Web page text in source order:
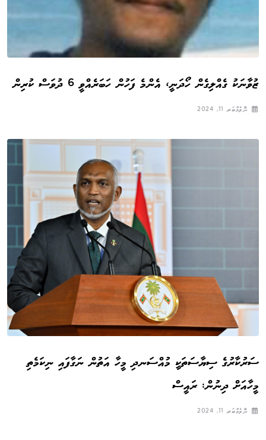
ޒުވާނަކު ގެއްލިގެން ހޯދަނީ، އެންމެ ފަހުން ހަބަރެއްވީ 6 ދުވަސް ކުރިން
ނޮވެމްބަރ 11, 2024
ސަރުކާރުގެ ސިޔާސަތަކީ މުއްސަނދި މީހާ އަތުން ނަގާފައި ނިކަމެތި
މީހާއަށް ދިނުން: ރައީސް
ނޮވެމްބަރ 11, 2024